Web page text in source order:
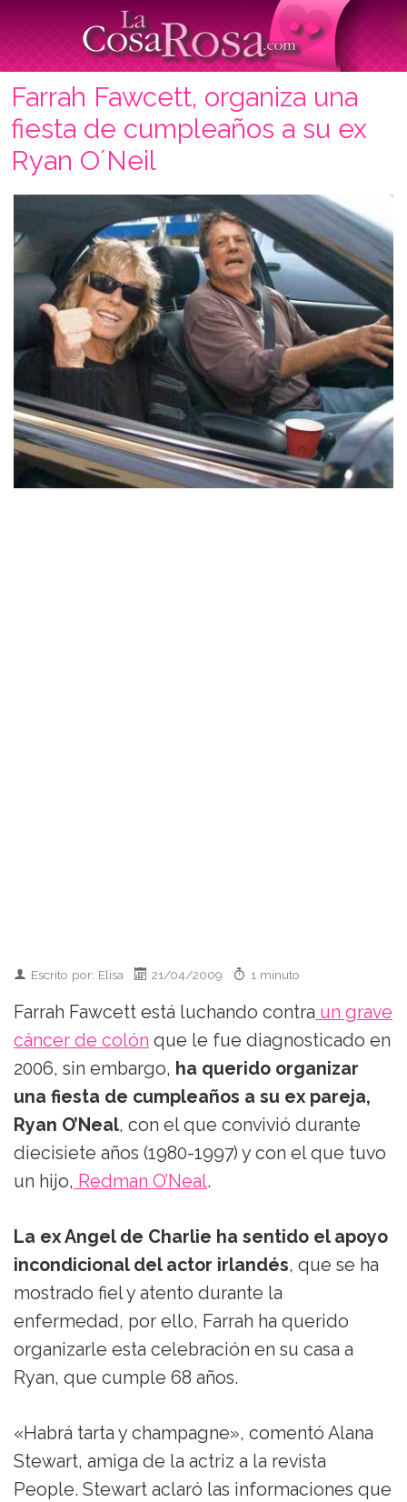
Farrah Fawcett, organiza una
fiesta de cumpleaños a su ex
Ryan O´Neil
Escrito por: Elisa 21/04/2009 1 minuto
Farrah Fawcett está luchando contra un grave
cáncer de colón que le fue diagnosticado en
2006, sin embargo, ha querido organizar
una fiesta de cumpleaños a su ex pareja,
Ryan O’Neal, con el que convivió durante
diecisiete años (1980-1997) y con el que tuvo
un hijo, Redman O’Neal.
La ex Angel de Charlie ha sentido el apoyo
incondicional del actor irlandés, que se ha
mostrado fiel y atento durante la
enfermedad, por ello, Farrah ha querido
organizarle esta celebración en su casa a
Ryan, que cumple 68 años.
«Habrá tarta y champagne», comentó Alana
Stewart, amiga de la actriz a la revista
People. Stewart aclaró las informaciones que